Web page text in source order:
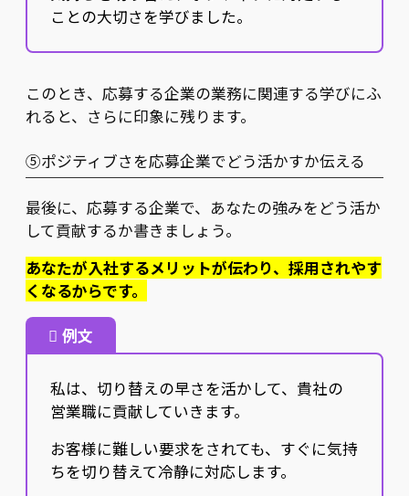
ことの大切さを学びました。
このとき、応募する企業の業務に関連する学びにふ
れると、さらに印象に残ります。
⑤ポジティブさを応募企業でどう活かすか伝える
最後に、応募する企業で、あなたの強みをどう活か
して貢献するか書きましょう。
あなたが入社するメリットが伝わり、採用されやす
くなるからです。
例文
私は、切り替えの早さを活かして、貴社の
営業職に貢献していきます。
お客様に難しい要求をされても、すぐに気持
ちを切り替えて冷静に対応します。